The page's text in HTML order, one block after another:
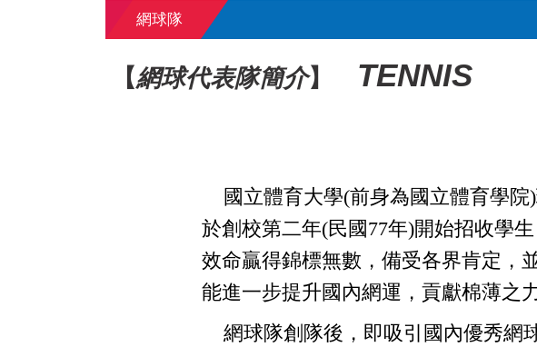
網球隊
【網球代表隊簡介】 TENNIS
國立體育大學(前身為國立體育學院)
於創校第二年(民國 77年)開始招收學
效命贏得錦標無數，備受各界肯定，
能進一步提升國內網運，貢獻棉薄之力
網球隊創隊後，即吸引國內優秀網